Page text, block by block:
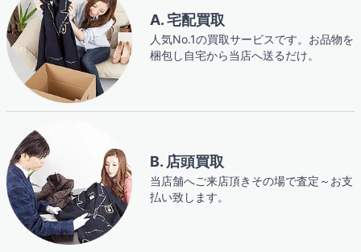
A. 宅配買取
人気No.1の買取サービスです。お品物を
梱包し自宅から当店へ送るだけ。
B. 店頭買取
当店舗へご来店頂きその場で査定～お支
払い致します。